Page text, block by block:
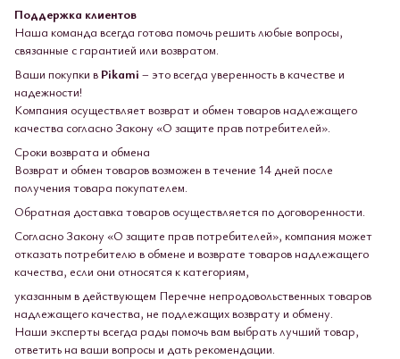
Поддержка клиентов
Наша команда всегда готова помочь решить любые вопросы,
связанные с гарантией или возвратом.
Ваши покупки в Pikami – это всегда уверенность в качестве и
надежности!
Компания осуществляет возврат и обмен товаров надлежащего
качества согласно Закону «О защите прав потребителей».
Сроки возврата и обмена
Возврат и обмен товаров возможен в течение 14 дней после
получения товара покупателем.
Обратная доставка товаров осуществляется по договоренности.
Согласно Закону «О защите прав потребителей», компания может
отказать потребителю в обмене и возврате товаров надлежащего
качества, если они относятся к категориям,
указанным в действующем Перечне непродовольственных товаров
надлежащего качества, не подлежащих возврату и обмену.
Наши эксперты всегда рады помочь вам выбрать лучший товар,
ответить на ваши вопросы и дать рекомендации.